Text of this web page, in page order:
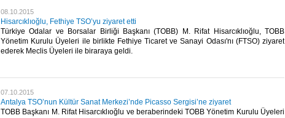
08.10.2015
Hisarcıklıoğlu, Fethiye TSO’yu ziyaret etti
Türkiye Odalar ve Borsalar Birliği Başkanı (TOBB) M. Rifat Hisarcıklıoğlu, TOBB
Yönetim Kurulu Üyeleri ile birlikte Fethiye Ticaret ve Sanayi Odası'nı (FTSO) ziyaret
ederek Meclis Üyeleri ile biraraya geldi.​
07.10.2015
Antalya TSO’nun Kültür Sanat Merkezi’nde Picasso Sergisi’ne ziyaret
TOBB Başkanı M. Rifat Hisarcıklıoğlu ve beraberindeki TOBB Yönetim Kurulu Üyeleri